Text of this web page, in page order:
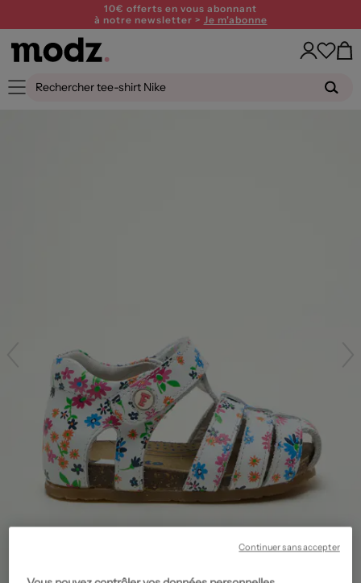
10€ offerts en vous abonnant
à notre newsletter > Je m'abonne
Continuer sans accepter